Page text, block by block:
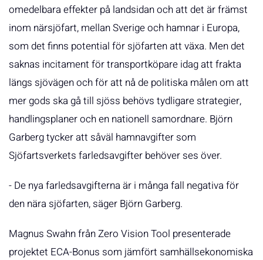
omedelbara effekter på landsidan och att det är främst
inom närsjöfart, mellan Sverige och hamnar i Europa,
som det finns potential för sjöfarten att växa. Men det
saknas incitament för transportköpare idag att frakta
längs sjövägen och för att nå de politiska målen om att
mer gods ska gå till sjöss behövs tydligare strategier,
handlingsplaner och en nationell samordnare. Björn
Garberg tycker att såväl hamnavgifter som
Sjöfartsverkets farledsavgifter behöver ses över.
- De nya farledsavgifterna är i många fall negativa för
den nära sjöfarten, säger Björn Garberg.
Magnus Swahn från Zero Vision Tool presenterade
projektet ECA-Bonus som jämfört samhällsekonomiska